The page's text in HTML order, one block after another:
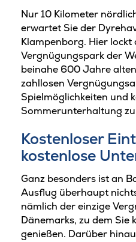
Nur 10 Kilometer
erwartet Sie der
Klampenborg. Hier lockt
Vergnügungspark der
beinahe 600 Jahre
zahllosen
Spielmöglichkeiten und
Sommerunterhaltung
Kostenloser
kostenlose
Ganz besonders ist an
Ausflug überhaupt
nämlich der einzige
Dänemarks, zu dem Sie
genießen. Darüber